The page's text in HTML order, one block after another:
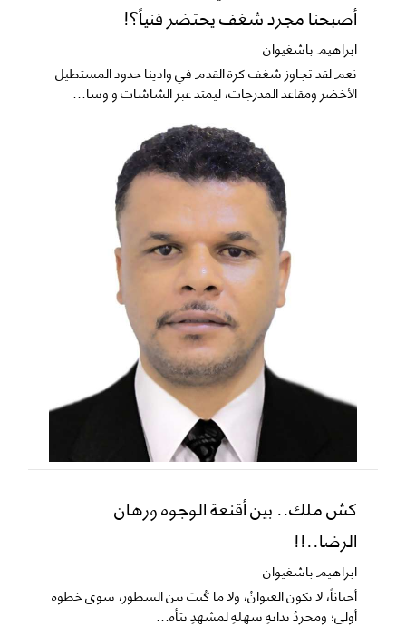
أصبحنا مجرد شغف يحتضر فنياً؟!
ابراهيم باشغيوان
نعم ​لقد تجاوز شغف كرة القدم في وادينا حدود المستطيل
الأخضر ومقاعد المدرجات، ليمتد عبر الشاشات و وسا...
كش ملك.. بين أقنعة الوجوه ورهان
الرضا..!!
ابراهيم باشغيوان
​أحياناً، لا يكون العنوانُ، ولا ما كُتِبَ بين السطور، سوى خطوة
أولى؛ ومجردُ بدايةٍ سهلةٍ لمشهدٍ تتأه...